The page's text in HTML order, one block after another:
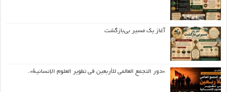
آغاز یک مسیر بی‌بازگشت
«دور التجمع العالمي للأربعين في تطوير العلوم الإنسانية».